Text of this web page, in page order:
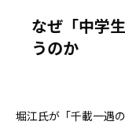
なぜ「中学
うのか
堀江氏が「千載一遇